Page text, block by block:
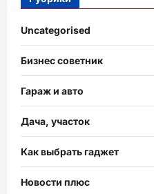
Uncategorised
Бизнес советник
Гараж и авто
Дача, участок
Как выбрать гаджет
Новости плюс